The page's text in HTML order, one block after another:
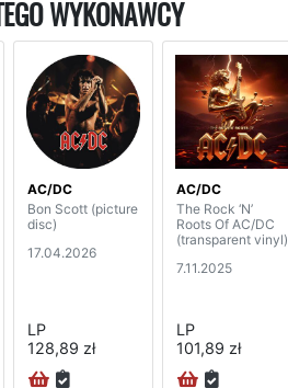
WYKONAWCY
AC/DC
Bon Scott (picture
disc)
17.04.2026
LP
128,89 zł
AC/DC
The Rock ‘N’
Roots Of AC/DC
(transparent vinyl)
7.11.2025
LP
101,89 zł